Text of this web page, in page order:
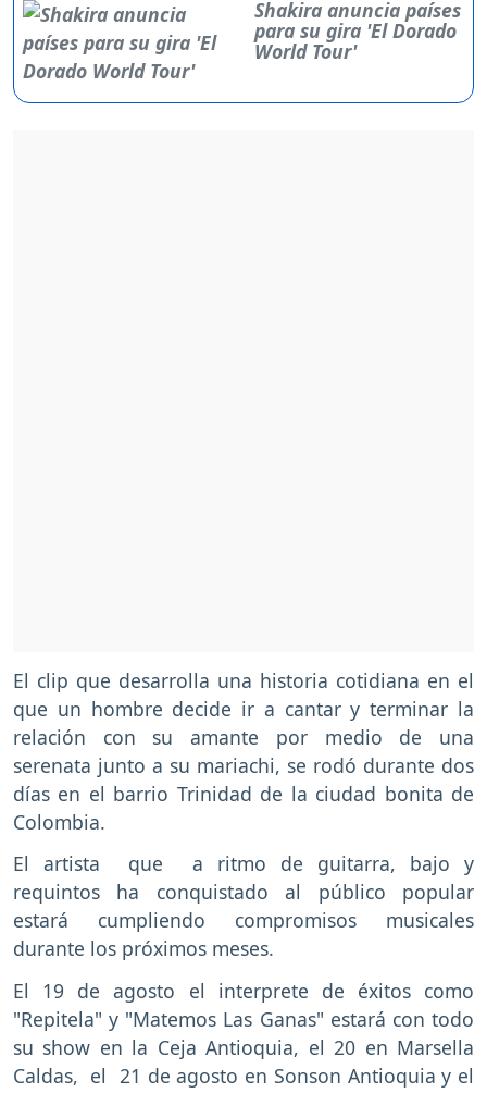
Shakira anuncia países
para su gira 'El Dorado
World Tour'
El clip que desarrolla una historia cotidiana en el
que un hombre decide ir a cantar y terminar la
relación con su amante por medio de una
serenata junto a su mariachi, se rodó durante dos
días en el barrio Trinidad de la ciudad bonita de
Colombia.
El artista que a ritmo de guitarra, bajo y
requintos ha conquistado al público popular
estará cumpliendo compromisos musicales
durante los próximos meses.
El 19 de agosto el interprete de éxitos como
"Repitela" y "Matemos Las Ganas" estará con todo
su show en la Ceja Antioquia, el 20 en Marsella
Caldas, el 21 de agosto en Sonson Antioquia y el